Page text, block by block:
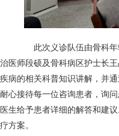
此次义诊队伍由骨科年
治医师段硕及骨科病区护士长
疾病的相关科普知识讲解，并
耐心接待每一位咨询患者，询
医生给予患者详细的解答和建
疗方案。